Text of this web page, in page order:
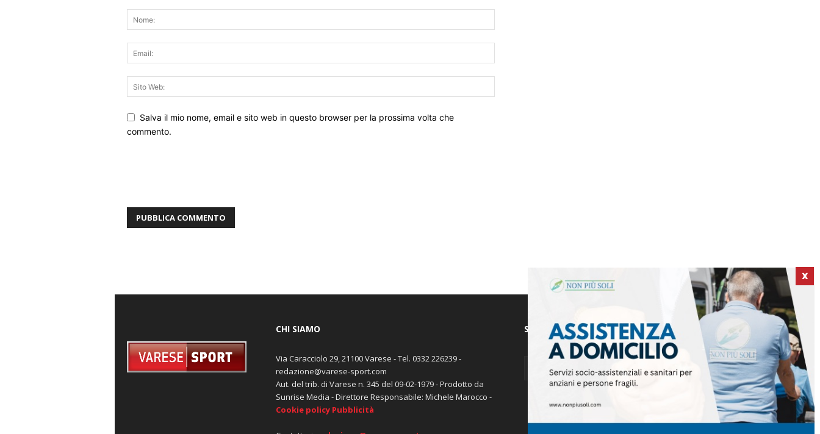
Salva il mio nome, email e sito web in questo browser per la prossima volta che
commento.
X
CHI SIAMO
Via Caracciolo 29, 21100 Varese - Tel. 0332 226239 -
redazione@varese-sport.com
Aut. del trib. di Varese n. 345 del 09-02-1979 - Prodotto da
Sunrise Media - Direttore Responsabile: Michele Marocco -
Cookie policy Pubblicità
SEGUICI